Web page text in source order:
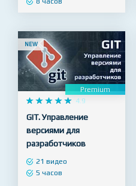
PHP
8 часов
NEW
Premium
    
     4.9
GIT. Управление
версиями для
разработчиков